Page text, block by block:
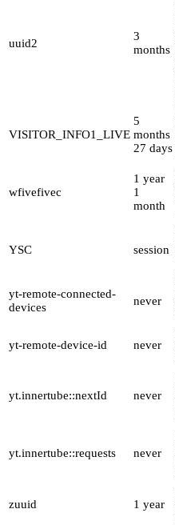
uuid2
3
months
VISITOR_INFO1_LIVE
5
months
27 days
wfivefivec
1 year
1
month
YSC session
yt-remote-connected-
devices
never
yt-remote-device-id never
yt.innertube::nextId never
yt.innertube::requests never
zuuid 1 year